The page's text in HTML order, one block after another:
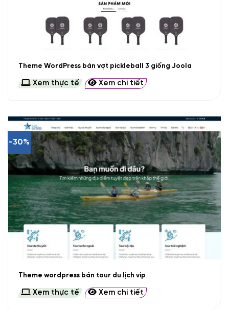
Theme WordPress bán vợt pickleball 3 giống Joola
Xem thực tế Xem chi tiết
-30%
Theme wordpress bán tour du lịch vip
Xem thực tế Xem chi tiết